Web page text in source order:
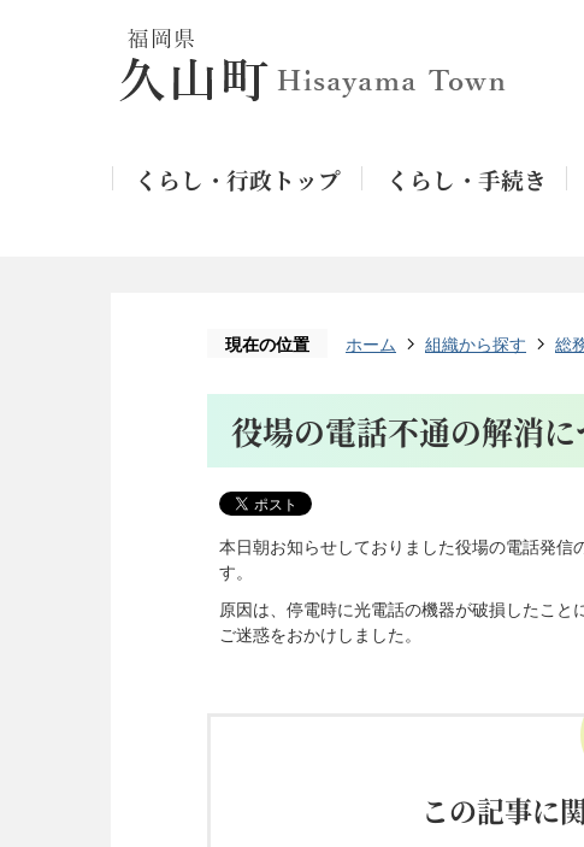
くらし・行政トップ くらし・手続き
現在の位置 ホーム 組織から探す 総
役場の電話不通の解消に
本日朝お知らせしておりました役場の電話発信
す。
原因は、停電時に光電話の機器が破損したこと
ご迷惑をおかけしました。
この記事に